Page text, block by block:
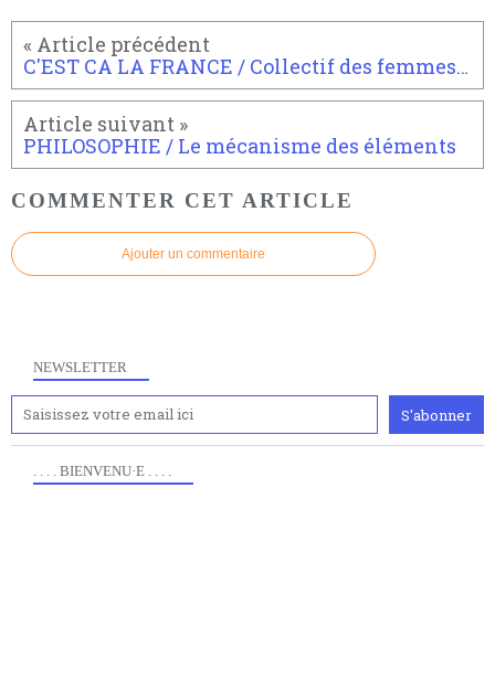
C'EST CA LA FRANCE / Collectif des femmes d'Hellemmes
PHILOSOPHIE / Le mécanisme des éléments
COMMENTER CET ARTICLE
Ajouter un commentaire
NEWSLETTER
. . . . BIENVENU·E . . . .